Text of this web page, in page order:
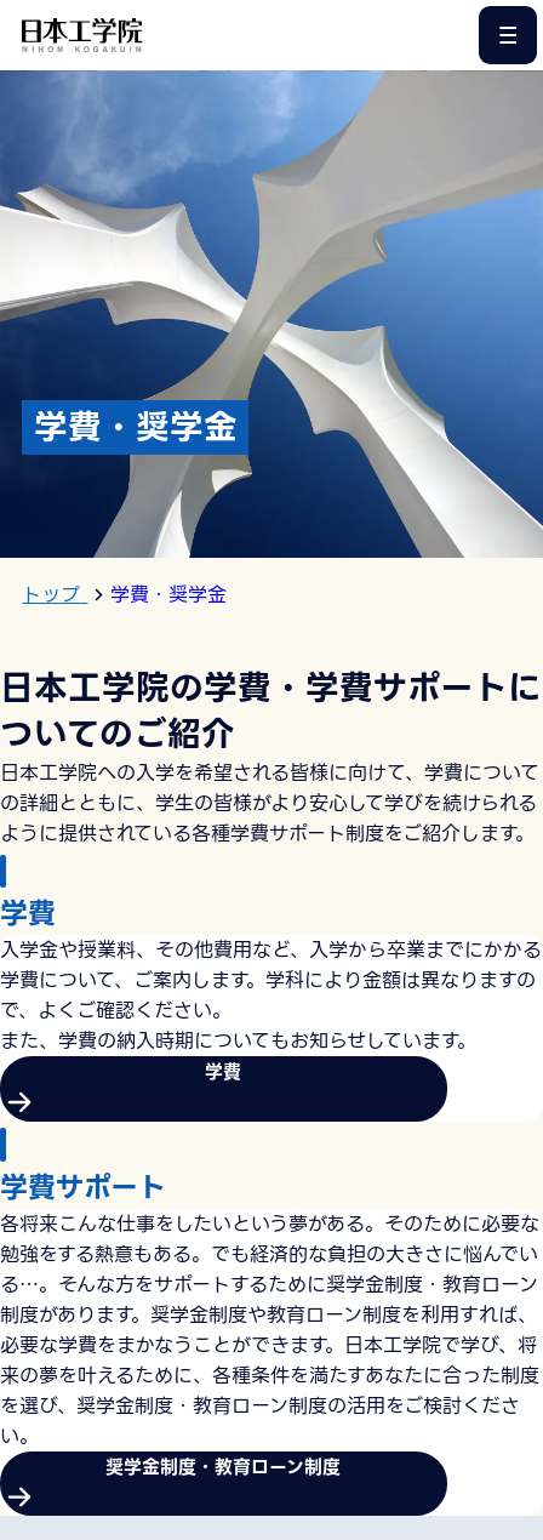
学費・奨学金
トップ 学費・奨学金
日本工学院の学費・学費サポートに
ついてのご紹介
日本工学院への入学を希望される皆様に向けて、学費について
の詳細とともに、学生の皆様がより安心して学びを続けられる
ように提供されている各種学費サポート制度をご紹介します。
学費
入学金や授業料、その他費用など、入学から卒業までにかかる
学費について、ご案内します。学科により金額は異なりますの
で、よくご確認ください。
また、学費の納入時期についてもお知らせしています。
学費
学費サポート
各将来こんな仕事をしたいという夢がある。そのために必要な
勉強をする熱意もある。でも経済的な負担の大きさに悩んでい
る…。そんな方をサポートするために奨学金制度・教育ローン
制度があります。奨学金制度や教育ローン制度を利用すれば、
必要な学費をまかなうことができます。日本工学院で学び、将
来の夢を叶えるために、各種条件を満たすあなたに合った制度
を選び、奨学金制度・教育ローン制度の活用をご検討くださ
い。
奨学金制度・教育ローン制度